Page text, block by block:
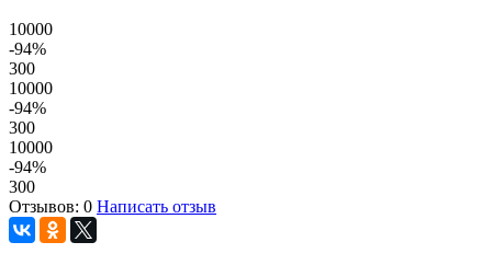
10000
-94%
300
10000
-94%
300
10000
-94%
300
Отзывов: 0 Написать отзыв